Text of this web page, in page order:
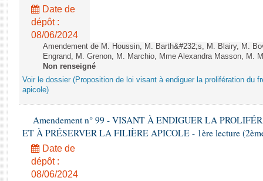
Date de
dépôt :
08/06/2024
Amendement de M. Houssin, M. Barth&#232;s, M. Blairy, M.
Engrand, M. Grenon, M. Marchio, Mme Alexandra Masson, M.
Non renseigné
Voir le dossier (Proposition de loi visant à endiguer la prolifération du
apicole)
Amendement n° 99 - VISANT À ENDIGUER LA
ET À PRÉSERVER LA FILIÈRE APICOLE - 1ère lecture
Date de
dépôt :
08/06/2024